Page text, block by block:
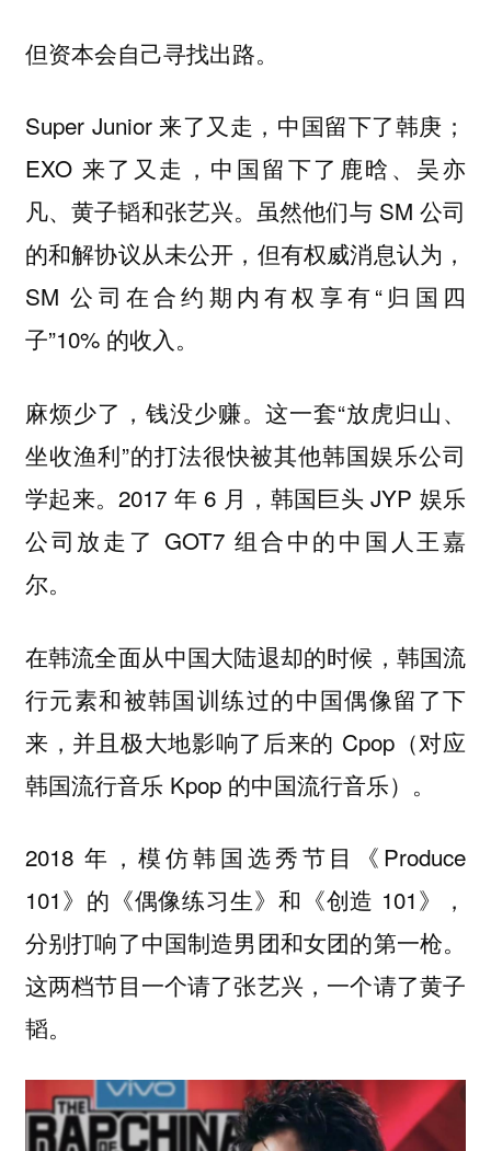
但资本会自己寻找出路。
Super Junior 来了又走，中国留下了韩庚；
EXO 来了又走，中国留下了鹿晗、吴亦
凡、黄子韬和张艺兴。虽然他们与 SM 公司
的和解协议从未公开，但有权威消息认为，
SM 公司在合约期内有权享有“归国四
子”10% 的收入。
麻烦少了，钱没少赚。这一套“放虎归山、
坐收渔利”的打法很快被其他韩国娱乐公司
学起来。2017 年 6 月，韩国巨头 JYP 娱乐
公司放走了 GOT7 组合中的中国人王嘉
尔。
在韩流全面从中国大陆退却的时候，韩国流
行元素和被韩国训练过的中国偶像留了下
来，并且极大地影响了后来的 Cpop（对应
韩国流行音乐 Kpop 的中国流行音乐）。
2018 年，模仿韩国选秀节目《Produce
101》的《偶像练习生》和《创造 101》，
分别打响了中国制造男团和女团的第一枪。
这两档节目一个请了张艺兴，一个请了黄子
韬。